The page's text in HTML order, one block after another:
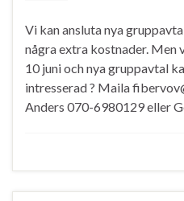
Vi kan ansluta nya
några extra kostnader. Men
10 juni och nya gruppavtal
intresserad ? Maila
Anders 070-6980129 eller